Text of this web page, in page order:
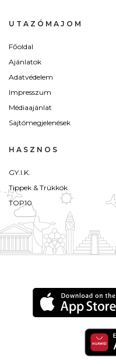
UTAZÓMAJOM
Főoldal
Ajánlatok
Adatvédelem
Impresszum
Médiaajánlat
Sajtómegjelenések
HASZNOS
GY.I.K.
Tippek & Trükkök
TOP10